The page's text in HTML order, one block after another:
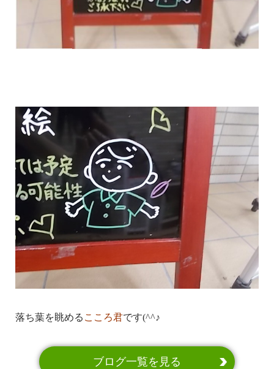
落ち葉を眺める こころ君です(^^♪
ブログ一覧を見る